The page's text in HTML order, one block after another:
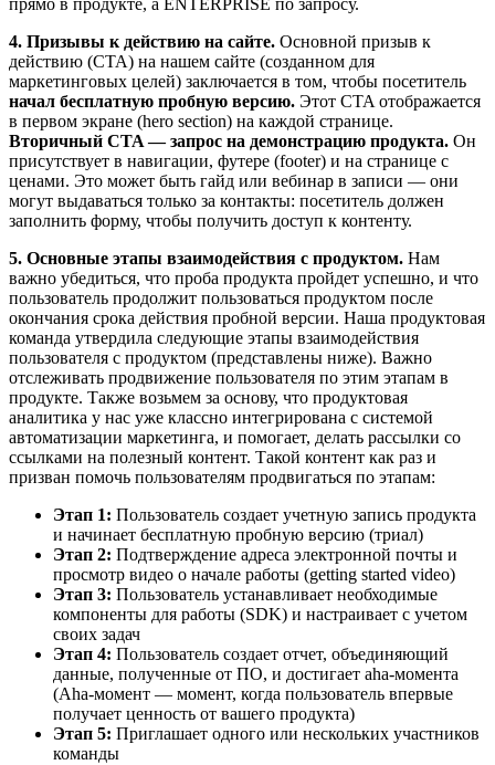
прямо в продукте, а ENTERPRISE по запросу.
4. Призывы к действию на сайте. Основной призыв к
действию (CTA) на нашем сайте (созданном для
маркетинговых целей) заключается в том, чтобы посетитель
начал бесплатную пробную версию. Этот CTA отображается
в первом экране (hero section) на каждой странице.
Вторичный CTA — запрос на демонстрацию продукта. Он
присутствует в навигации, футере (footer) и на странице с
ценами. Это может быть гайд или вебинар в записи — они
могут выдаваться только за контакты: посетитель должен
заполнить форму, чтобы получить доступ к контенту.
5. Основные этапы взаимодействия с продуктом. Нам
важно убедиться, что проба продукта пройдет успешно, и что
пользователь продолжит пользоваться продуктом после
окончания срока действия пробной версии. Наша продуктовая
команда утвердила следующие этапы взаимодействия
пользователя с продуктом (представлены ниже). Важно
отслеживать продвижение пользователя по этим этапам в
продукте. Также возьмем за основу, что продуктовая
аналитика у нас уже классно интегрирована с системой
автоматизации маркетинга, и помогает, делать рассылки со
ссылками на полезный контент. Такой контент как раз и
призван помочь пользователям продвигаться по этапам:
Этап 1: Пользователь создает учетную запись продукта
и начинает бесплатную пробную версию (триал)
Этап 2: Подтверждение адреса электронной почты и
просмотр видео о начале работы (getting started video)
Этап 3: Пользователь устанавливает необходимые
компоненты для работы (SDK) и настраивает с учетом
своих задач
Этап 4: Пользователь создает отчет, объединяющий
данные, полученные от ПО, и достигает aha-момента
(Aha-момент — момент, когда пользователь впервые
получает ценность от вашего продукта)
Этап 5: Приглашает одного или нескольких участников
команды